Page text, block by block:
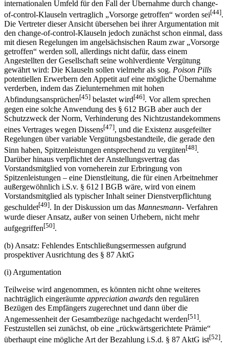
internationalen Umfeld für den Fall der Übernahme durch change-
of-control-Klauseln vertraglich „Vorsorge getroffen“ worden sei[44].
Die Vertreter dieser Ansicht übersehen bei ihrer Argumentation mit
den change-of-control-Klauseln jedoch zunächst schon einmal, dass
mit diesen Regelungen im angelsächsischen Raum zwar „Vorsorge
getroffen“ werden soll, allerdings nicht dafür, dass einem
Angestellten der Gesellschaft seine wohlverdiente Vergütung
gewährt wird: Die Klauseln sollen vielmehr als sog. Poison Pills
potentiellen Erwerbern den Appetit auf eine mögliche Übernahme
verderben, indem das Zielunternehmen mit hohen
Abfindungsansprüchen[45] belastet wird[46]. Vor allem sprechen
gegen eine solche Anwendung des § 612 BGB aber auch der
Schutzzweck der Norm, Verhinderung des Nichtzustandekommens
eines Vertrages wegen Dissens[47], und die Existenz ausgefeilter
Regelungen über variable Vergütungsbestandteile, die gerade den
Sinn haben, Spitzenleistungen entsprechend zu vergüten[48].
Darüber hinaus verpflichtet der Anstellungsvertrag das
Vorstandsmitglied von vorneherein zur Erbringung von
Spitzenleistungen – eine Dienstleitung, die für einen Arbeitnehmer
außergewöhnlich i.S.v. § 612 I BGB wäre, wird von einem
Vorstandsmitglied als typischer Inhalt seiner Dienstverpflichtung
geschuldet[49]. In der Diskussion um das Mannesmann- Verfahren
wurde dieser Ansatz, außer von seinen Urhebern, nicht mehr
aufgegriffen[50].
(b) Ansatz: Fehlendes Entschließungsermessen aufgrund
prospektiver Ausrichtung des § 87 AktG
(i) Argumentation
Teilweise wird angenommen, es könnten nicht ohne weiteres
nachträglich eingeräumte appreciation awards den regulären
Bezügen des Empfängers zugerechnet und dann über die
Angemessenheit der Gesamtbezüge nachgedacht werden[51].
Festzustellen sei zunächst, ob eine „rückwärtsgerichtete Prämie“
überhaupt eine mögliche Art der Bezahlung i.S.d. § 87 AktG ist[52].